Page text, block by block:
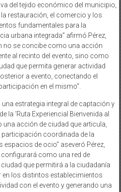
del tejido económico del municipio,
restauración, el comercio y los
fundamentales para la
urbana integrada” afirmó Pérez,
no se concibe como una acción
al recinto del evento, sino como
que permita generar actividad
a evento, conectando el
en el mismo”.
estrategia integral de captación y
la ‘Ruta Experiencial Bienvenida al
una acción de ciudad que articula,
coordinada de la
de ocio” aseveró Pérez,
configurará como una red de
que permitirá a la ciudadanía
los distintos establecimientos
con el evento y generando una